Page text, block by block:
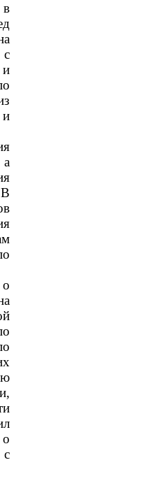
с
и
а